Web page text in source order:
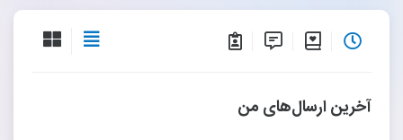
آخرین ارسال‌های من